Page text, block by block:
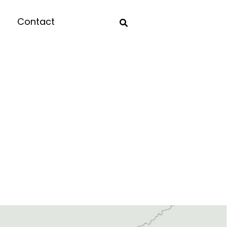
Contact